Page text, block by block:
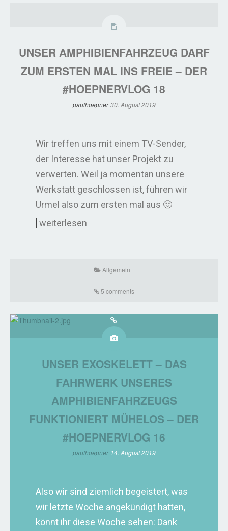
UNSER AMPHIBIENFAHRZEUG DARF
ZUM ERSTEN MAL INS FREIE – DER
#HOEPNERVLOG 18
paulhoepner 30. August 2019
Wir treffen uns mit einem TV-Sender,
der Interesse hat unser Projekt zu
verwerten. Weil ja momentan unsere
Werkstatt geschlossen ist, führen wir
Urmel also zum ersten mal aus 🙂
weiterlesen
Allgemein
5 comments
UNSER EXOSKELETT – DAS
FAHRWERK UNSERES
AMPHIBIENFAHRZEUGS
FUNKTIONIERT MÜHELOS – DER
#HOEPNERVLOG 16
paulhoepner 14. August 2019
Also wir sind ziemlich begeistert, was
wir letzte Woche angekündigt hatten,
könnt ihr diese Woche sehen: Dank